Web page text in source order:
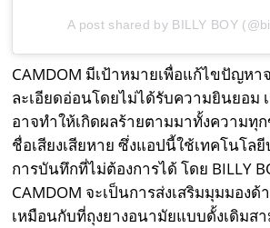
A post shared by BILLY BOY
CAMDOM มีเป้าหมายเพื่อแก้ไขปัญหา
ละเอียดอ่อนโดยไม่ได้รับความยินยอม
อาจทำให้เกิดผลร้ายตามมาทั้งความทุ
ชื่อเสียงเสียหาย ซึ่งแอปนี้ใช้เทคโนโล
การบันทึกที่ไม่ต้องการได้ โดย BILLY
CAMDOM จะเป็นการส่งเสริมมุมมอง
เหมือนกับที่ถุงยางอนามัยแบบดั้งเดิมส